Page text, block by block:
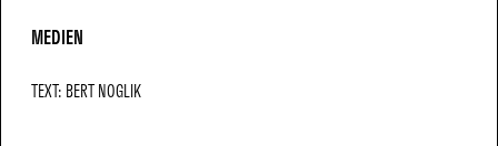
MEDIEN
TEXT: BERT NOGLIK